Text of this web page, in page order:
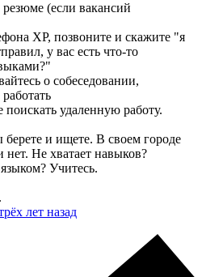
резюме (если вакансий
ХР, позвоните и скажите "я
у вас есть что-то
о собеседовании,
удаленную работу.
и ищете. В своем городе
Не хватает навыков?
Учитесь.
лет назад